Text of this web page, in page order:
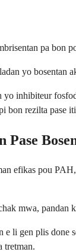
pa bon
yo bosentan
inhibiteur
bon rezilta pase
Pase
efikas pou
mwa, pandan
e li gen plis
tretman.